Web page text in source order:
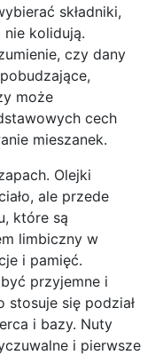
składniki,
nie kolidują.
czy dany
może
cech
mieszanek.
Olejki
ale przede
które są
limbiczny w
i pamięć.
przyjemne i
stosuje się podział
i bazy. Nuty
i pierwsze